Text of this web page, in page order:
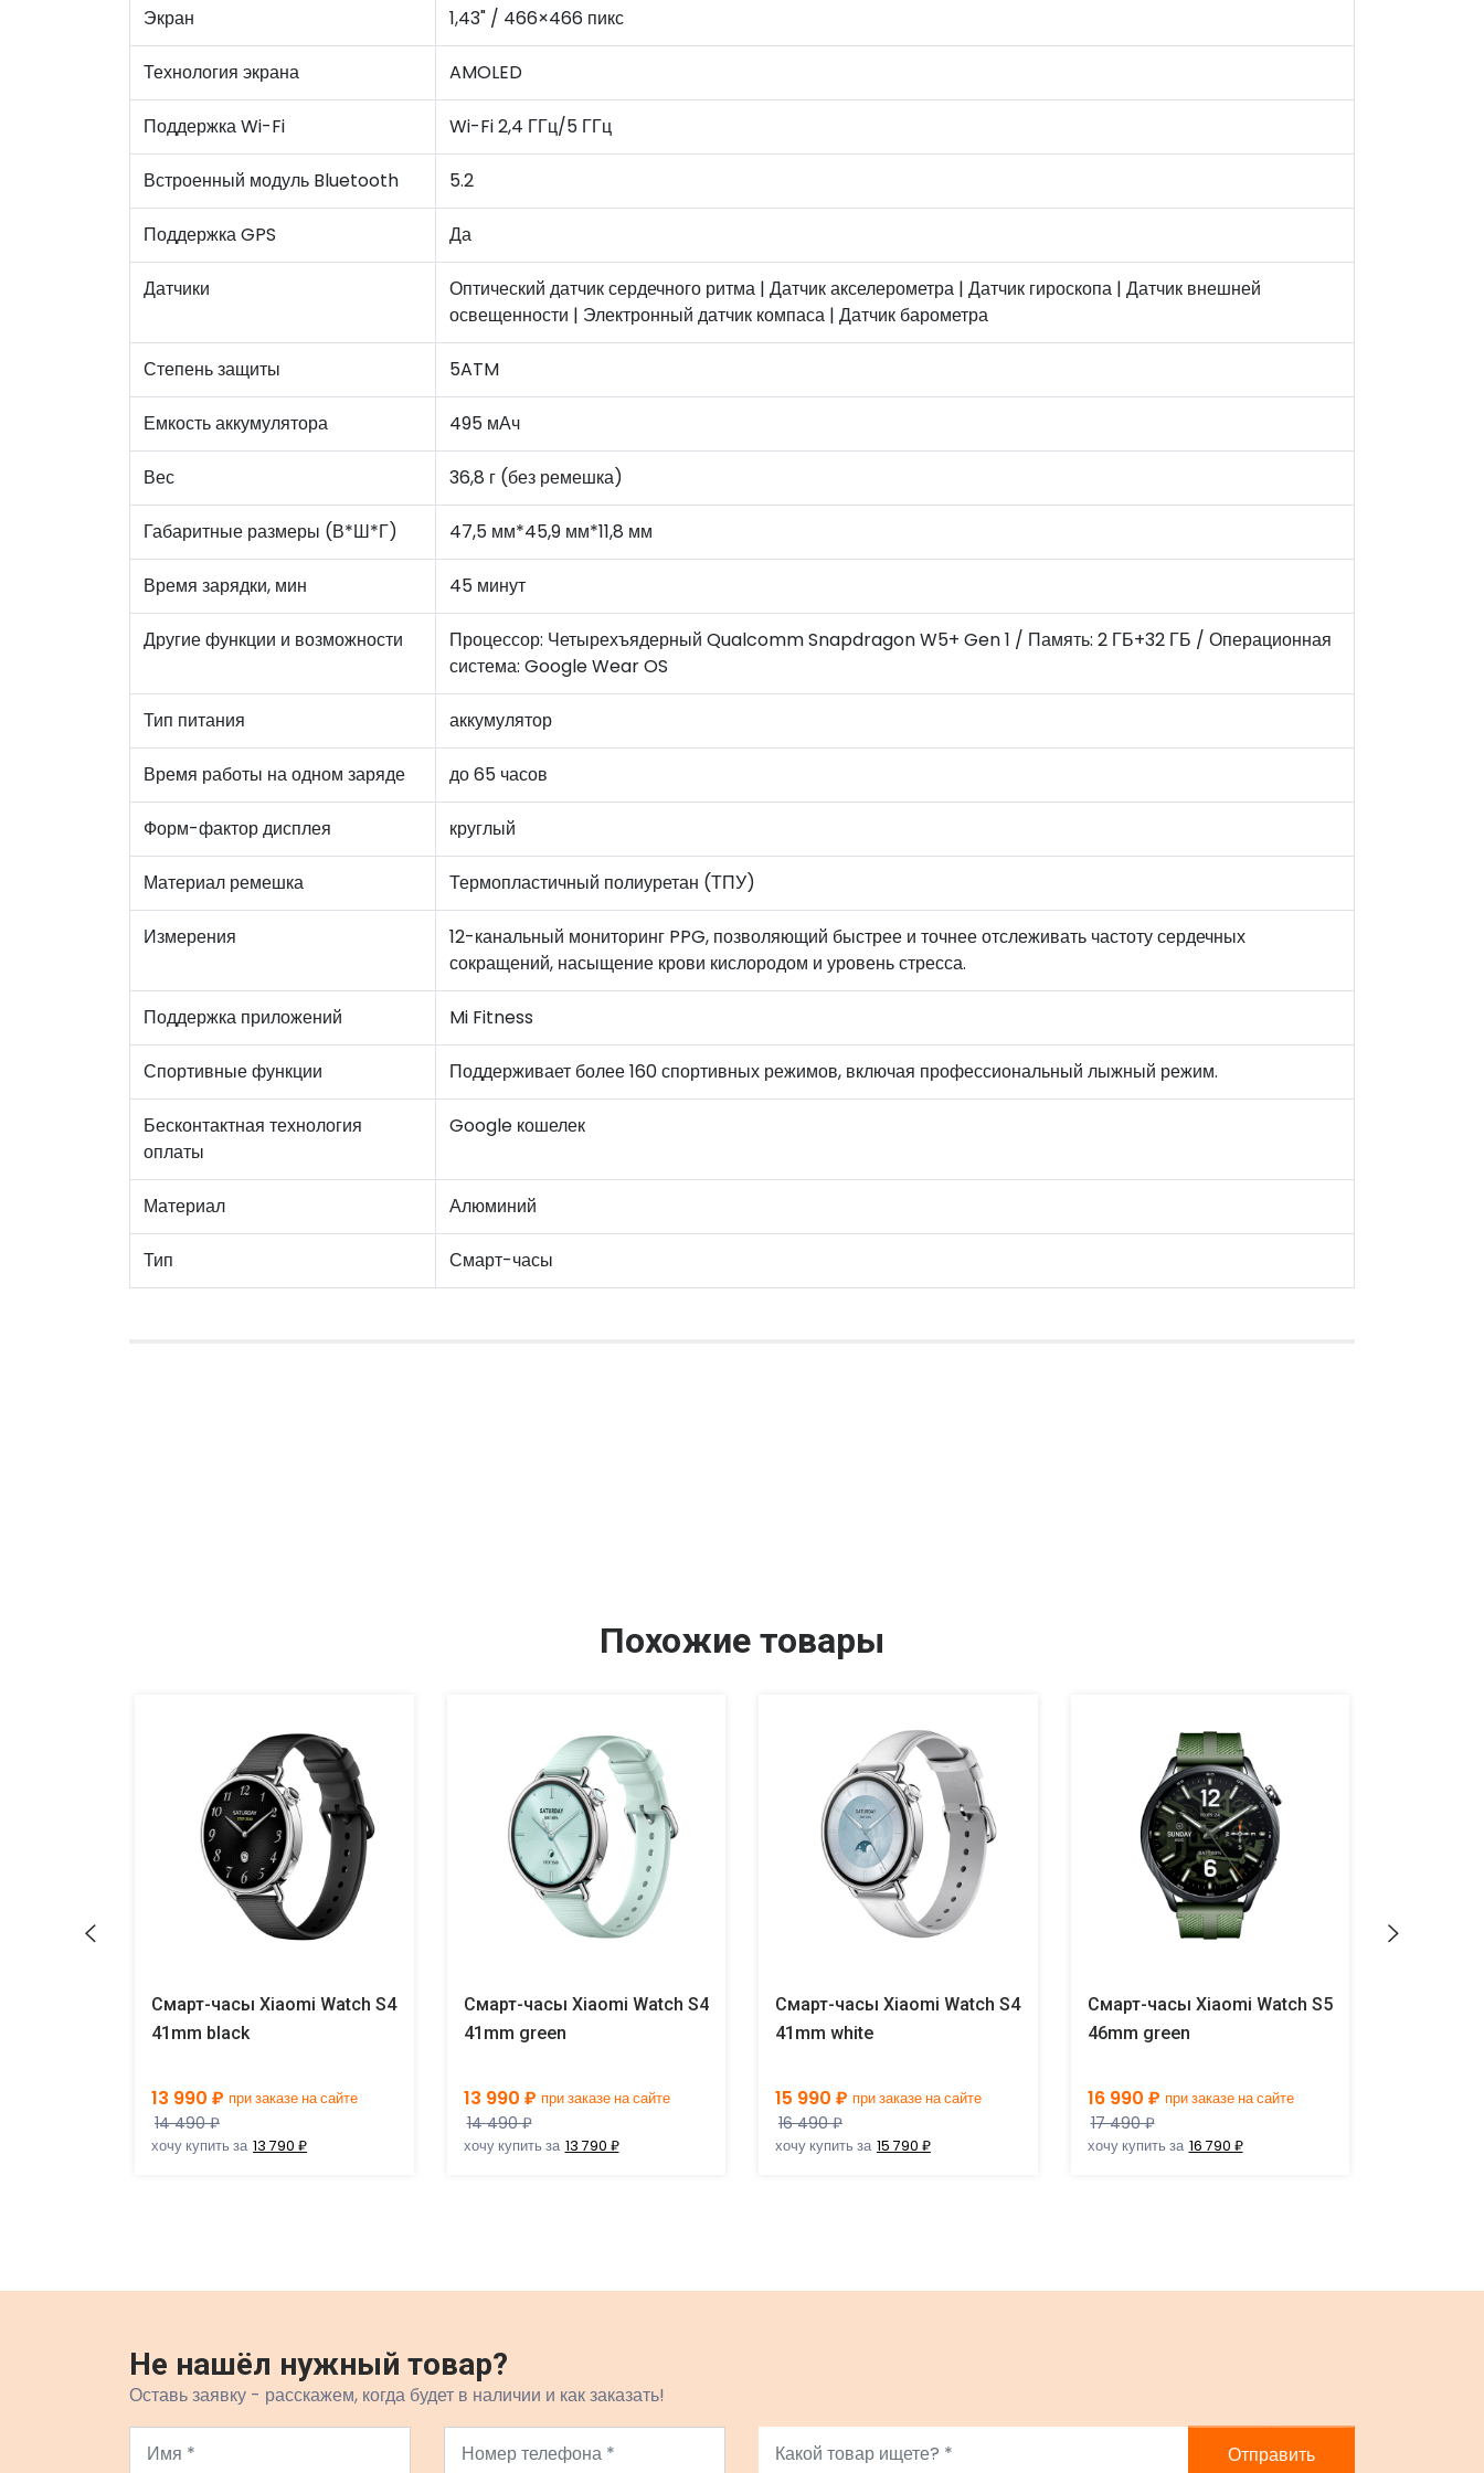
Экран 1,43" / 466×466 пикс
Технология экрана AMOLED
Поддержка Wi-Fi Wi-Fi 2,4 ГГц/5 ГГц
Встроенный модуль Bluetooth 5.2
Поддержка GPS Да
Датчики
Оптический датчик сердечного ритма | Датчик акселерометра | Датчик гироскопа | Датчик внешней
освещенности | Электронный датчик компаса | Датчик барометра
Степень защиты 5ATM
Емкость аккумулятора 495 мАч
Вес 36,8 г (без ремешка)
Габаритные размеры (В*Ш*Г) 47,5 мм*45,9 мм*11,8 мм
Время зарядки, мин 45 минут
Другие функции и возможности
Процессор: Четырехъядерный Qualcomm Snapdragon W5+ Gen 1 / Память: 2 ГБ+32 ГБ / Операционная
система: Google Wear OS
Тип питания аккумулятор
Время работы на одном заряде до 65 часов
Форм-фактор дисплея круглый
Материал ремешка Термопластичный полиуретан (ТПУ)
Измерения
12-канальный мониторинг PPG, позволяющий быстрее и точнее отслеживать частоту сердечных
сокращений, насыщение крови кислородом и уровень стресса.
Поддержка приложений Mi Fitness
Спортивные функции Поддерживает более 160 спортивных режимов, включая профессиональный лыжный режим.
Бесконтактная технология
оплаты
Google кошелек
Материал Алюминий
Тип Смарт-часы
Похожие товары
Смарт-часы Xiaomi Watch S4
41mm black
13 990 ₽ при заказе на сайте
14 490 ₽
хочу купить за 13 790 ₽
Смарт-часы Xiaomi Watch S4
41mm green
13 990 ₽ при заказе на сайте
14 490 ₽
хочу купить за 13 790 ₽
Смарт-часы Xiaomi Watch S4
41mm white
15 990 ₽ при заказе на сайте
16 490 ₽
хочу купить за 15 790 ₽
Смарт-часы Xiaomi Watch S5
46mm green
16 990 ₽ при заказе на сайте
17 490 ₽
хочу купить за 16 790 ₽
Не нашёл нужный товар?
Оставь заявку - расскажем, когда будет в наличии и как заказать!
Отправить